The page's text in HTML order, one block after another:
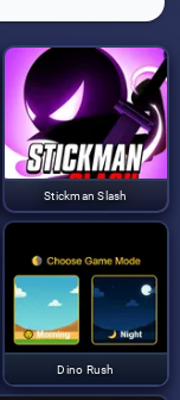
Stickman Slash
Dino Rush